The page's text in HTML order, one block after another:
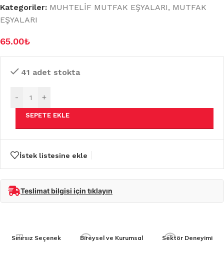
Kategoriler: MUHTELİF MUTFAK EŞYALARI, MUTFAK
EŞYALARI
65.00₺
41 adet stokta
- +
SEPETE EKLE
İstek listesine ekle
Teslimat bilgisi için tıklayın
Sınırsız Seçenek Bireysel ve Kurumsal Sektör Deneyimi